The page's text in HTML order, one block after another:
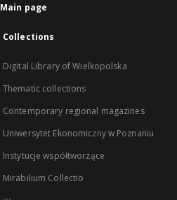
Main page
Collections
Digital Library of Wielkopolska
Thematic collections
Contemporary regional magazines
Uniwersytet Ekonomiczny w Poznaniu
Instytucje współtworzące
Mirabilium Collectio
...